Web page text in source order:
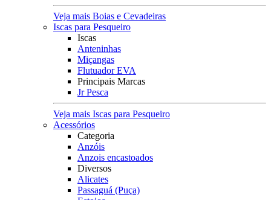
Veja mais Boias e Cevadeiras
Iscas para Pesqueiro
Iscas
Anteninhas
Miçangas
Flutuador EVA
Principais Marcas
Jr Pesca
Veja mais Iscas para Pesqueiro
Acessórios
Categoria
Anzóis
Anzois encastoados
Diversos
Alicates
Passaguá (Puça)